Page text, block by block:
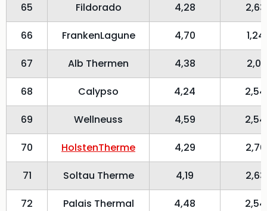
65 Fildorado 4,28 2,63
66 FrankenLagune 4,70 1,24
67 Alb Thermen 4,38 2,01
68 Calypso 4,24 2,54
69 Wellneuss 4,59 2,54
70 HolstenTherme 4,29 2,70
71 Soltau Therme 4,19 2,63
72 Palais Thermal 4,48 2,54